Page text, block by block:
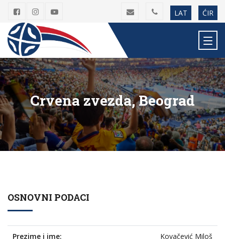
LAT ĆIR
Crvena zvezda, Beograd
OSNOVNI PODACI
Prezime i ime: Kovačević Miloš